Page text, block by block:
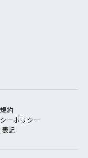
約
ーポリシー
記